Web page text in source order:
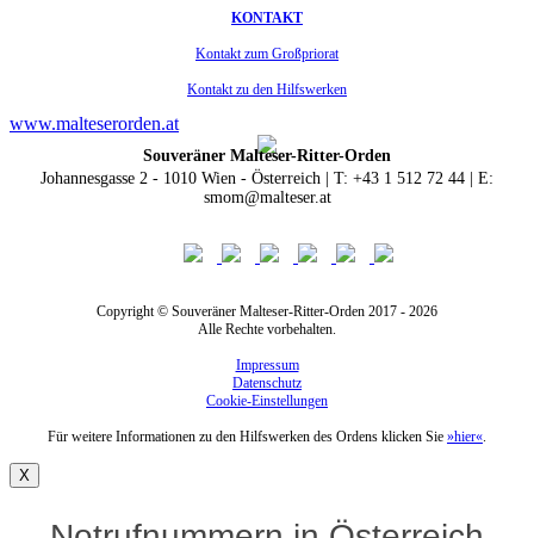
KONTAKT
Kontakt zum Großpriorat
Kontakt zu den Hilfswerken
www.malteserorden.at
Souveräner Malteser-Ritter-Orden
Johannesgasse 2 - 1010 Wien - Österreich | T: +43 1 512 72 44 | E:
smom@malteser.at
Copyright © Souveräner Malteser-Ritter-Orden 2017 - 2026
Alle Rechte vorbehalten.
Impressum
Datenschutz
Cookie-Einstellungen
Für weitere Informationen zu den Hilfswerken des Ordens klicken Sie »hier«.
X